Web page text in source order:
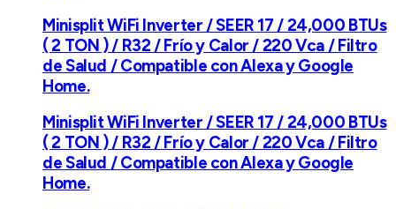
Minisplit WiFi Inverter / SEER 17 / 24,000 BTUs
( 2 TON ) / R32 / Frío y Calor / 220 Vca / Filtro
de Salud / Compatible con Alexa y Google
Home.
Minisplit WiFi Inverter / SEER 17 / 24,000 BTUs
( 2 TON ) / R32 / Frío y Calor / 220 Vca / Filtro
de Salud / Compatible con Alexa y Google
Home.